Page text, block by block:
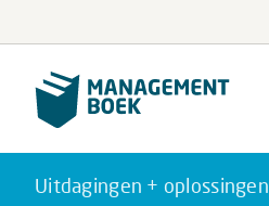
Uitdagingen + oplossingen